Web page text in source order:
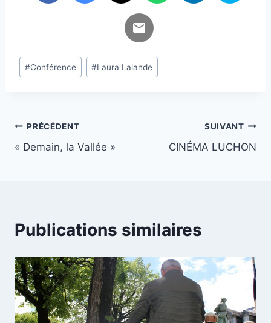
Étiquettes
de
#Conférence #Laura Lalande
Navigation
de
PRÉCÉDENT
« Demain, la Vallée »
SUIVANT
CINÉMA LUCHON
Publications similaires